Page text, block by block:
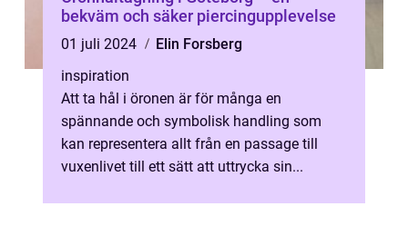
bekväm och säker piercingupplevelse
01 juli 2024
Elin Forsberg
inspiration
Att ta hål i öronen är för många en
spännande och symbolisk handling som
kan representera allt från en passage till
vuxenlivet till ett sätt att uttrycka sin...